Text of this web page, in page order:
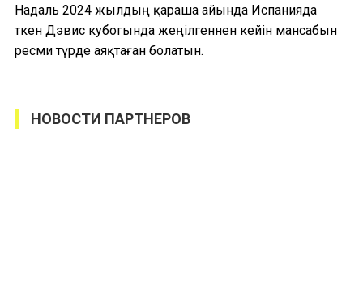
Надаль 2024 жылдың қараша айында Испанияда
өткен Дэвис кубогында жеңілгеннен кейін мансабын
ресми түрде аяқтаған болатын.
НОВОСТИ ПАРТНЕРОВ